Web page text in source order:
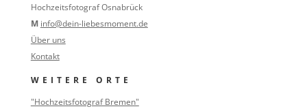
Hochzeitsfotograf Osnabrück
M info@dein-liebesmoment.de
Über uns
Kontakt
WEITERE ORTE
"Hochzeitsfotograf Bremen"